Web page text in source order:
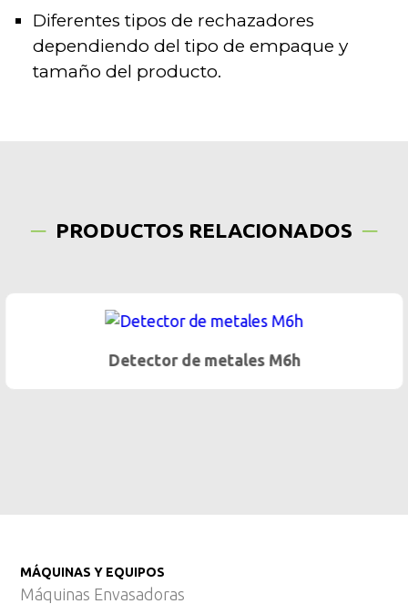
Diferentes tipos de rechazadores
dependiendo del tipo de empaque y
tamaño del producto.
PRODUCTOS RELACIONADOS
Detector de metales M6h
MÁQUINAS Y EQUIPOS
Máquinas Envasadoras